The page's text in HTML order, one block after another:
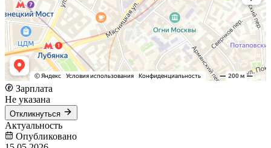
Зарплата
Не указана
Откликнуться
Актуальность
Опубликовано